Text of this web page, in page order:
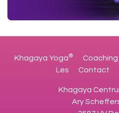
Khagaya Yoga® Coaching
Les
Contact
Khagaya
Ary